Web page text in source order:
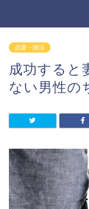
恋愛・婚活
成功すると
ない男性の